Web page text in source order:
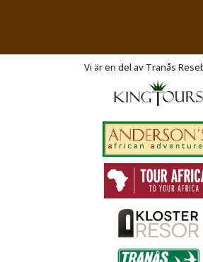
SE-573 31Tranås
Telefon046 14 05
info@exodusresor.se
Vi är en del av Tranås